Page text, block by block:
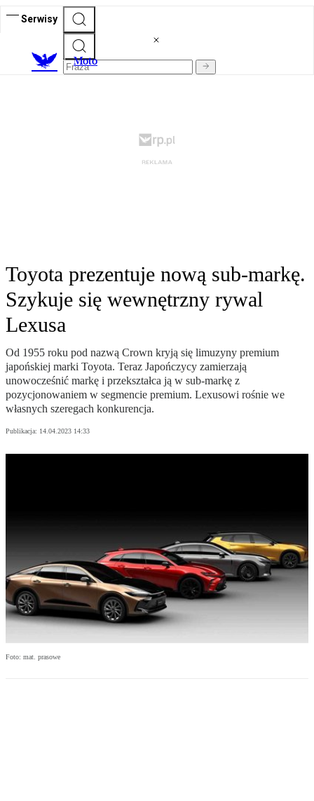
Serwisy
Moto
Toyota prezentuje nową sub-markę.
Szykuje się wewnętrzny rywal
Lexusa
Od 1955 roku pod nazwą Crown kryją się limuzyny premium
japońskiej marki Toyota. Teraz Japończycy zamierzają
unowocześnić markę i przekształca ją w sub-markę z
pozycjonowaniem w segmencie premium. Lexusowi rośnie we
własnych szeregach konkurencja.
Publikacja: 14.04.2023 14:33
Foto: mat. prasowe